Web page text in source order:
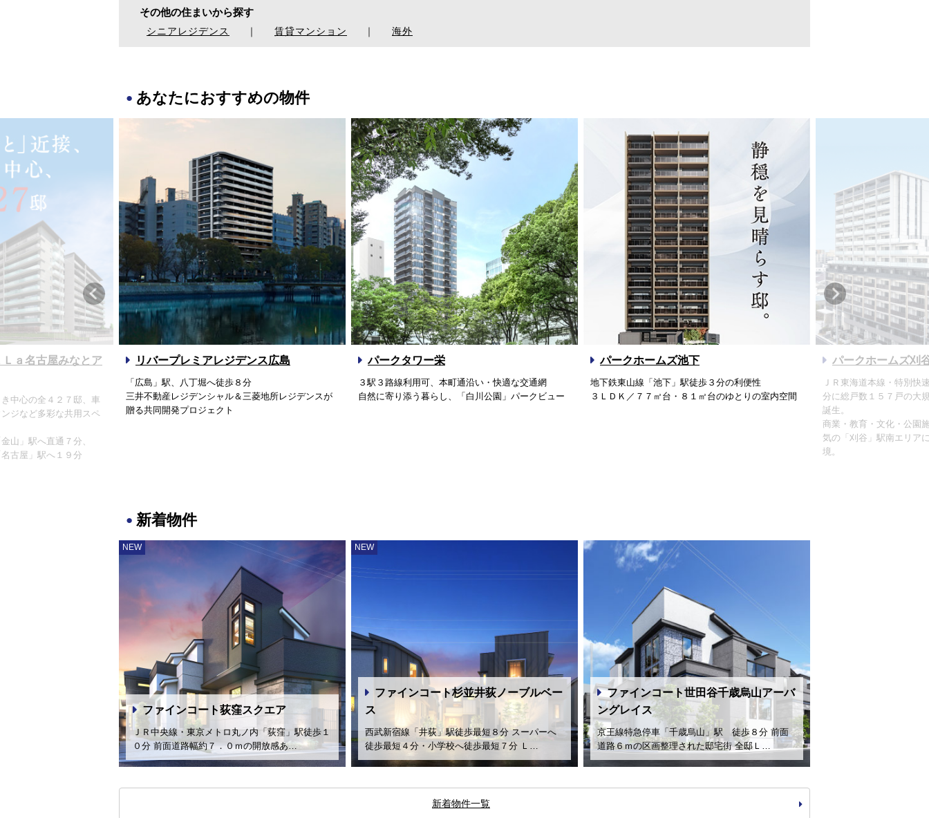
その他の住まいから探す
シニアレジデンス ｜ 賃貸マンション ｜ 海外
あなたにおすすめの物件
ａ名古屋みなとア
中心の全４２７邸、車
ジなど多彩な共用スペ
山」駅へ直通７分、
古屋」駅へ１９分
リバープレミアレジデンス広島
「広島」駅、八丁堀へ徒歩８分
三井不動産レジデンシャル＆三菱地所レジデンスが
贈る共同開発プロジェクト
パークタワー栄
３駅３路線利用可、本町通沿い・快適な交通網
自然に寄り添う暮らし、「白川公園」パークビュー
パークホームズ池下
地下鉄東山線「池下」駅徒歩３分の利便性
３ＬＤＫ／７７㎡台・８１㎡台のゆとりの室内空間
パークホームズ刈
ＪＲ東海道本線・特別快
分に総戸数１５７戸の大
誕生。
商業・教育・文化・公園
気の「刈谷」駅南エリア
境。
新着物件
NEW
ファインコート荻窪スクエア
ＪＲ中央線・東京メトロ丸ノ内「荻窪」駅徒歩１
０分 前面道路幅約７．０ｍの開放感あ…
NEW
ファインコート杉並井荻ノーブルベー
ス
西武新宿線「井荻」駅徒歩最短８分 スーパーへ
徒歩最短４分・小学校へ徒歩最短７分 Ｌ…
ファインコート世田谷千歳烏山アーバ
ングレイス
京王線特急停車「千歳烏山」駅 徒歩８分 前面
道路６ｍの区画整理された邸宅街 全邸Ｌ…
新着物件一覧